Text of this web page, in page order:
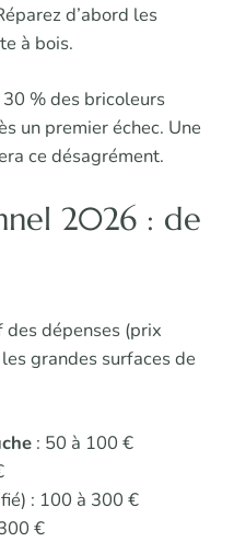
d’abord les
à bois.
% des bricoleurs
un premier échec. Une
ce désagrément.
2026 : de
dépenses (prix
grandes surfaces de
: 50 à 100 €
: 100 à 300 €
€